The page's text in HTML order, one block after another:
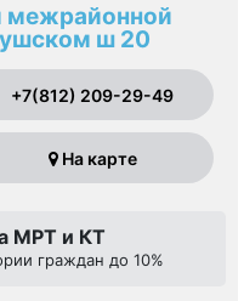
межрайонной
ш 20
+7(812) 209-29-49
На карте
МРТ и КТ
граждан до 10%